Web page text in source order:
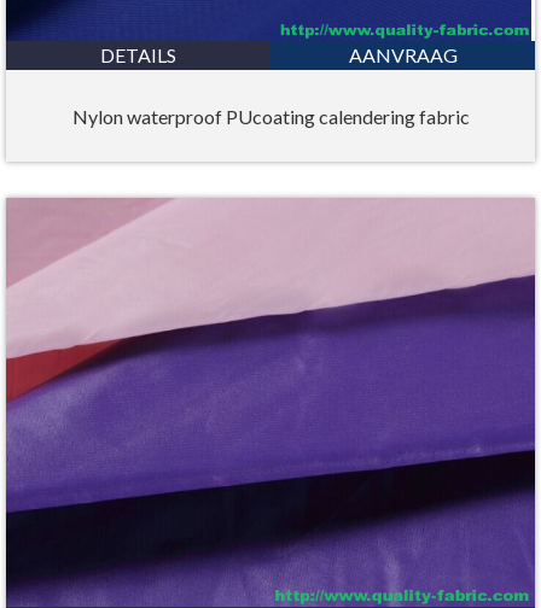
DETAILS AANVRAAG
Nylon waterproof PUcoating calendering fabric